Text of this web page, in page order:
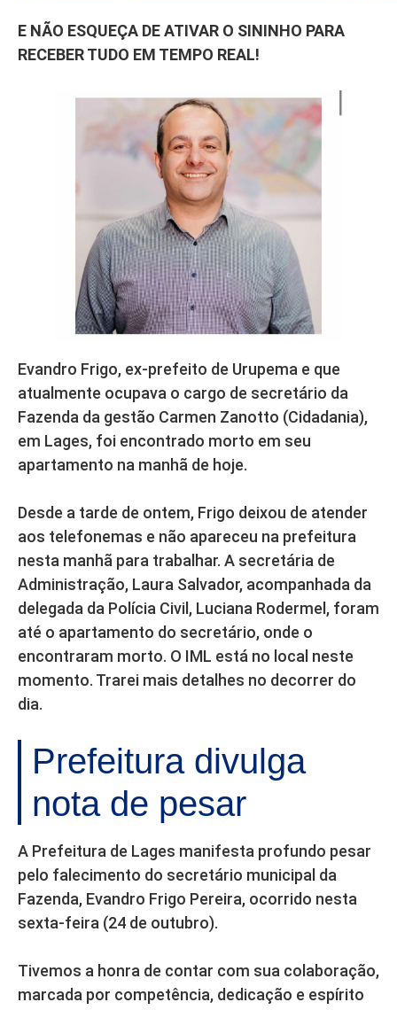
E NÃO ESQUEÇA DE ATIVAR O SININHO PARA
RECEBER TUDO EM TEMPO REAL!
Evandro Frigo, ex-prefeito de Urupema e que
atualmente ocupava o cargo de secretário da
Fazenda da gestão Carmen Zanotto (Cidadania),
em Lages, foi encontrado morto em seu
apartamento na manhã de hoje.
Desde a tarde de ontem, Frigo deixou de atender
aos telefonemas e não apareceu na prefeitura
nesta manhã para trabalhar. A secretária de
Administração, Laura Salvador, acompanhada da
delegada da Polícia Civil, Luciana Rodermel, foram
até o apartamento do secretário, onde o
encontraram morto. O IML está no local neste
momento. Trarei mais detalhes no decorrer do
dia.
Prefeitura divulga
nota de pesar
A Prefeitura de Lages manifesta profundo pesar
pelo falecimento do secretário municipal da
Fazenda, Evandro Frigo Pereira, ocorrido nesta
sexta-feira (24 de outubro).
Tivemos a honra de contar com sua colaboração,
marcada por competência, dedicação e espírito